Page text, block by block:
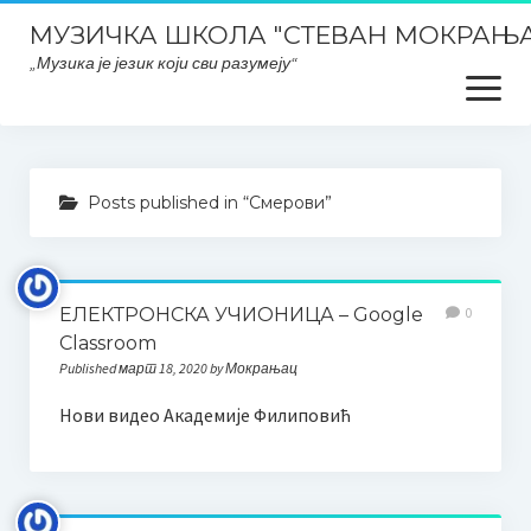
МУЗИЧКА ШКОЛА "СТЕВАН
„Музика је језик који сви разумеју“
open
menu
Школски ПЛАНОВИ и ИЗВЕШТАЈИ
Планска документа школе, извештаји, развојни планови
итд..
План интегритета
Posts published in “Смерови”
ЕЛЕКТРОНСКА УЧИОНИЦА – Google
Classroom
Published март 18, 2020 by Мокрањац
0
Нови видео Академије Филиповић